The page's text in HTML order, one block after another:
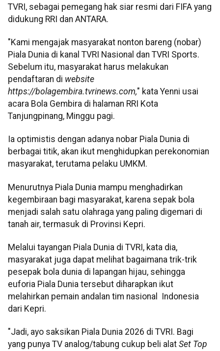
TVRI, sebagai pemegang hak siar resmi dari FIFA yang
didukung RRI dan ANTARA.
"Kami mengajak masyarakat nonton bareng (nobar)
Piala Dunia di kanal TVRI Nasional dan TVRI Sports.
Sebelum itu, masyarakat harus melakukan
pendaftaran di website
https://bolagembira.tvrinews.com," kata Yenni usai
acara Bola Gembira di halaman RRI Kota
Tanjungpinang, Minggu pagi.
Ia optimistis dengan adanya nobar Piala Dunia di
berbagai titik, akan ikut menghidupkan perekonomian
masyarakat, terutama pelaku UMKM.
Menurutnya Piala Dunia mampu menghadirkan
kegembiraan bagi masyarakat, karena sepak bola
menjadi salah satu olahraga yang paling digemari di
tanah air, termasuk di Provinsi Kepri.
Melalui tayangan Piala Dunia di TVRI, kata dia,
masyarakat juga dapat melihat bagaimana trik-trik
pesepak bola dunia di lapangan hijau, sehingga
euforia Piala Dunia tersebut diharapkan ikut
melahirkan pemain andalan tim nasional Indonesia
dari Kepri.
"Jadi, ayo saksikan Piala Dunia 2026 di TVRI. Bagi
yang punya TV analog/tabung cukup beli alat Set Top